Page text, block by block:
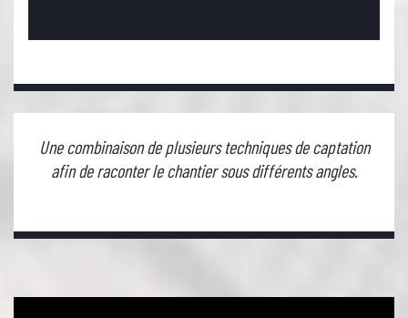
Une combinaison de plusieurs techniques de captation
afin de raconter le chantier sous différents angles.